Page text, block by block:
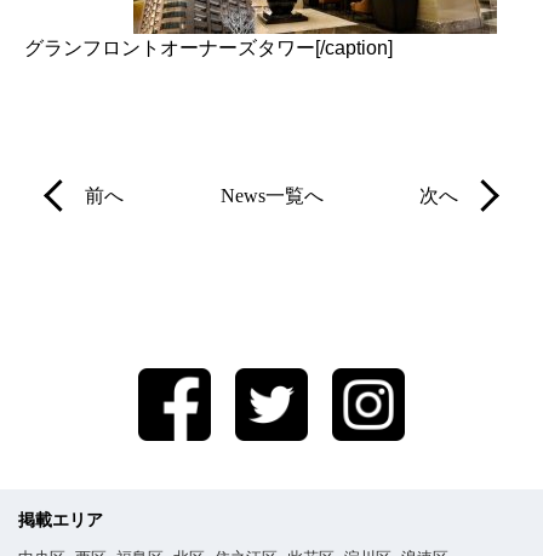
グランフロントオーナーズタワー[/caption]
前へ News一覧へ 次へ
掲載エリア